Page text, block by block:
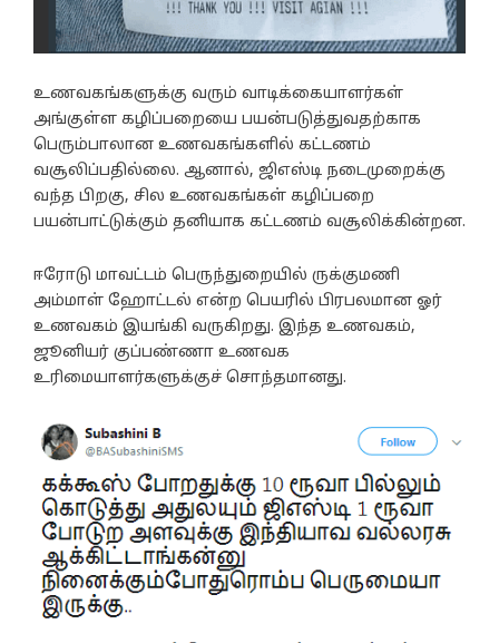
உணவகங்களுக்கு வரும் வாடிக்கையாளர்கள்
அங்குள்ள கழிப்பறையை பயன்படுத்துவதற்காக
பெரும்பாலான உணவகங்களில் கட்டணம்
வசூலிப்பதில்லை. ஆனால், ஜிஎஸ்டி நடைமுறைக்கு
வந்த பிறகு, சில உணவகங்கள் கழிப்பறை
பயன்பாட்டுக்கும் தனியாக கட்டணம் வசூலிக்கின்றன.
ஈரோடு மாவட்டம் பெருந்துறையில் ருக்குமணி
அம்மாள் ஹோட்டல் என்ற பெயரில் பிரபலமான ஓர்
உணவகம் இயங்கி வருகிறது. இந்த உணவகம்,
ஜூனியர் குப்பண்ணா உணவக
உரிமையாளர்களுக்குச் சொந்தமானது.